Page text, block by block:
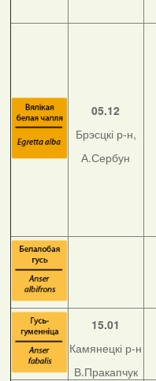
05.12
Брэсцкі р-н,
А.Сербун
15.01
Камянецкі р-н
В.Пракапчук